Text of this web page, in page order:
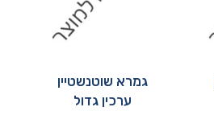
גמרא שוטנשטיין
ערכין גדול